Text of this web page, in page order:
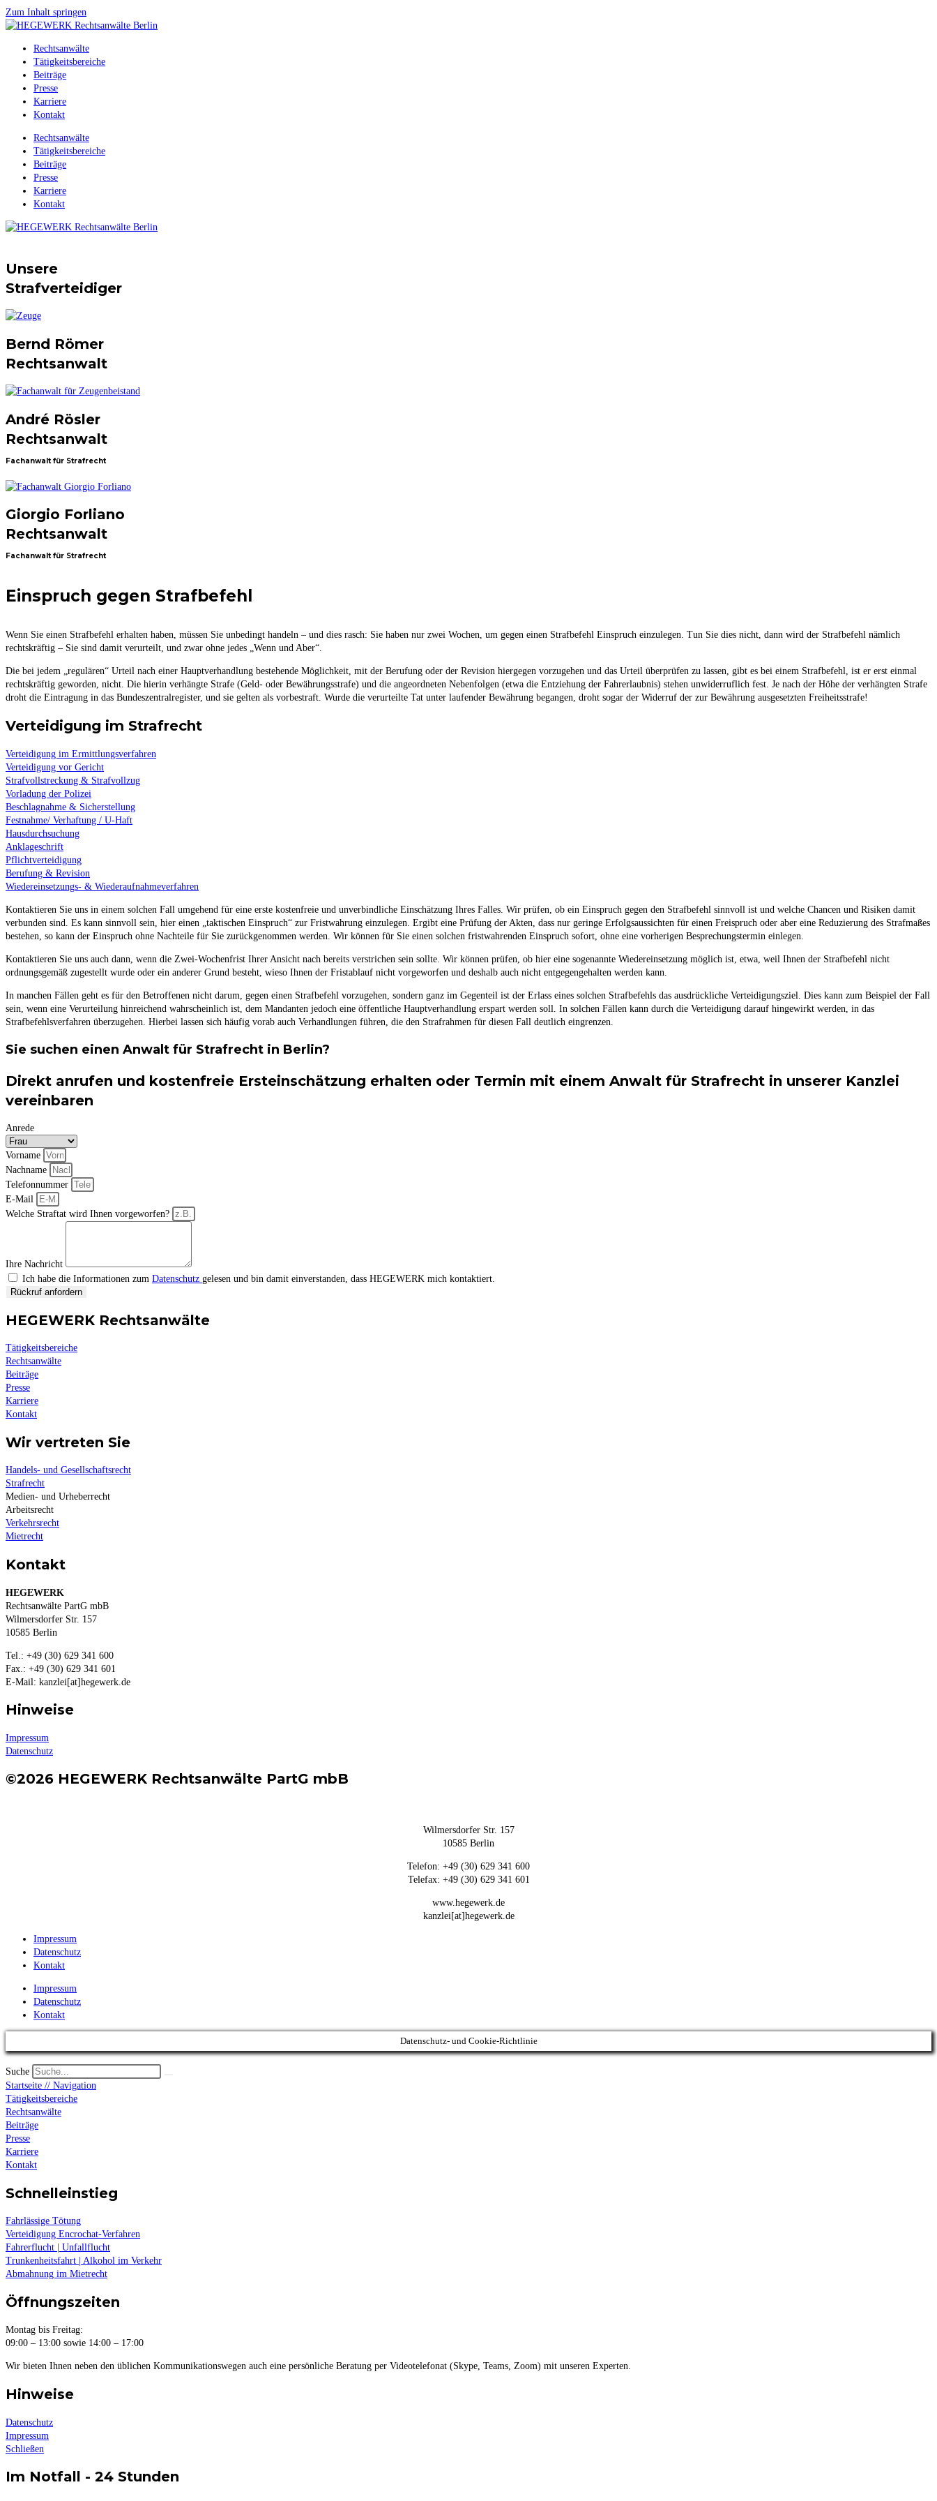
Zum Inhalt springen
Rechtsanwälte
Tätigkeitsbereiche
Beiträge
Presse
Karriere
Kontakt
Rechtsanwälte
Tätigkeitsbereiche
Beiträge
Presse
Karriere
Kontakt
Unsere
Strafverteidiger
Bernd Römer
Rechtsanwalt
André Rösler
Rechtsanwalt
Fachanwalt für Strafrecht
Giorgio Forliano
Rechtsanwalt
Fachanwalt für Strafrecht
Einspruch gegen Strafbefehl
Wenn Sie einen Strafbefehl erhalten haben, müssen Sie unbedingt handeln – und dies rasch: Sie haben nur zwei Wochen, um gegen einen Strafbefehl Einspruch einzulegen. Tun Sie dies nicht, dann wird der Strafbefehl nämlich
rechtskräftig – Sie sind damit verurteilt, und zwar ohne jedes „Wenn und Aber“.
Die bei jedem „regulären“ Urteil nach einer Hauptverhandlung bestehende Möglichkeit, mit der Berufung oder der Revision hiergegen vorzugehen und das Urteil überprüfen zu lassen, gibt es bei einem Strafbefehl, ist er erst einmal
rechtskräftig geworden, nicht. Die hierin verhängte Strafe (Geld- oder Bewährungsstrafe) und die angeordneten Nebenfolgen (etwa die Entziehung der Fahrerlaubnis) stehen unwiderruflich fest. Je nach der Höhe der verhängten Strafe
droht die Eintragung in das Bundeszentralregister, und sie gelten als vorbestraft. Wurde die verurteilte Tat unter laufender Bewährung begangen, droht sogar der Widerruf der zur Bewährung ausgesetzten Freiheitsstrafe!
Verteidigung im Strafrecht
Verteidigung im Ermittlungsverfahren
Verteidigung vor Gericht
Strafvollstreckung & Strafvollzug
Vorladung der Polizei
Beschlagnahme & Sicherstellung
Festnahme/ Verhaftung / U-Haft
Hausdurchsuchung
Anklageschrift
Pflichtverteidigung
Berufung & Revision
Wiedereinsetzungs- & Wiederaufnahmeverfahren
Kontaktieren Sie uns in einem solchen Fall umgehend für eine erste kostenfreie und unverbindliche Einschätzung Ihres Falles. Wir prüfen, ob ein Einspruch gegen den Strafbefehl sinnvoll ist und welche Chancen und Risiken damit
verbunden sind. Es kann sinnvoll sein, hier einen „taktischen Einspruch“ zur Fristwahrung einzulegen. Ergibt eine Prüfung der Akten, dass nur geringe Erfolgsaussichten für einen Freispruch oder aber eine Reduzierung des Strafmaßes
bestehen, so kann der Einspruch ohne Nachteile für Sie zurückgenommen werden. Wir können für Sie einen solchen fristwahrenden Einspruch sofort, ohne eine vorherigen Besprechungstermin einlegen.
Kontaktieren Sie uns auch dann, wenn die Zwei-Wochenfrist Ihrer Ansicht nach bereits verstrichen sein sollte. Wir können prüfen, ob hier eine sogenannte Wiedereinsetzung möglich ist, etwa, weil Ihnen der Strafbefehl nicht
ordnungsgemäß zugestellt wurde oder ein anderer Grund besteht, wieso Ihnen der Fristablauf nicht vorgeworfen und deshalb auch nicht entgegengehalten werden kann.
In manchen Fällen geht es für den Betroffenen nicht darum, gegen einen Strafbefehl vorzugehen, sondern ganz im Gegenteil ist der Erlass eines solchen Strafbefehls das ausdrückliche Verteidigungsziel. Dies kann zum Beispiel der Fall
sein, wenn eine Verurteilung hinreichend wahrscheinlich ist, dem Mandanten jedoch eine öffentliche Hauptverhandlung erspart werden soll. In solchen Fällen kann durch die Verteidigung darauf hingewirkt werden, in das
Strafbefehlsverfahren überzugehen. Hierbei lassen sich häufig vorab auch Verhandlungen führen, die den Strafrahmen für diesen Fall deutlich eingrenzen.
Sie suchen einen Anwalt für Strafrecht in Berlin?
Direkt anrufen und kostenfreie Ersteinschätzung erhalten oder Termin mit einem Anwalt für Strafrecht in unserer Kanzlei
vereinbaren
Anrede
Vorname
Nachname
Telefonnummer
E-Mail
Welche Straftat wird Ihnen vorgeworfen?
Ihre Nachricht
Ich habe die Informationen zum Datenschutz gelesen und bin damit einverstanden, dass HEGEWERK mich kontaktiert.
Rückruf anfordern
HEGEWERK Rechtsanwälte
Tätigkeitsbereiche
Rechtsanwälte
Beiträge
Presse
Karriere
Kontakt
Wir vertreten Sie
Handels- und Gesellschaftsrecht
Strafrecht
Medien- und Urheberrecht
Arbeitsrecht
Verkehrsrecht
Mietrecht
Kontakt
HEGEWERK
Rechtsanwälte PartG mbB
Wilmersdorfer Str. 157
10585 Berlin
Tel.: +49 (30) 629 341 600
Fax.: +49 (30) 629 341 601
E-Mail: kanzlei[at]hegewerk.de
Hinweise
Impressum
Datenschutz
©2026 HEGEWERK Rechtsanwälte PartG mbB
Wilmersdorfer Str. 157
10585 Berlin
Telefon: +49 (30) 629 341 600
Telefax: +49 (30) 629 341 601
www.hegewerk.de
kanzlei[at]hegewerk.de
Impressum
Datenschutz
Kontakt
Impressum
Datenschutz
Kontakt
Datenschutz- und Cookie-Richtlinie
Suche
Startseite // Navigation
Tätigkeitsbereiche
Rechtsanwälte
Beiträge
Presse
Karriere
Kontakt
Schnelleinstieg
Fahrlässige Tötung
Verteidigung Encrochat-Verfahren
Fahrerflucht | Unfallflucht
Trunkenheitsfahrt | Alkohol im Verkehr
Abmahnung im Mietrecht
Öffnungszeiten
Montag bis Freitag:
09:00 – 13:00 sowie 14:00 – 17:00
Wir bieten Ihnen neben den üblichen Kommunikationswegen auch eine persönliche Beratung per Videotelefonat (Skype, Teams, Zoom) mit unseren Experten.
Hinweise
Datenschutz
Impressum
Schließen
Im Notfall - 24 Stunden